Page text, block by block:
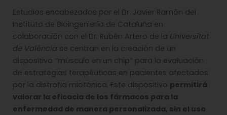
Estudios encabezados por el Dr. Javier Ramón del
Instituto de Bioingeniería de Cataluña en
colaboración con el Dr. Rubén Artero de la Universitat
de València se centran en la creación de un
dispositivo “músculo en un chip” para la evaluación
de estrategias terapéuticas en pacientes afectados
por la distrofia miotónica. Este dispositivo permitirá
valorar la eficacia de los fármacos para la
enfermedad de manera personalizada, sin el uso